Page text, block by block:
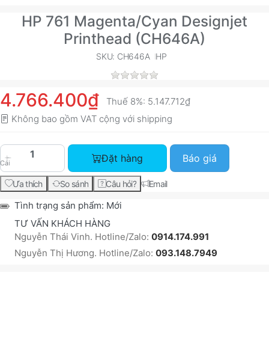
HP 761 Magenta/Cyan Designjet
Printhead (CH646A)
SKU: CH646A HP
4.766.400₫ Thuế 8%: 5.147.712₫
Không bao gồm VAT cộng với shipping
Cái
HP 761 Magenta/Cyan Designjet Printhead
Đặt hàng Báo giá
Ưa thích So sánh Câu hỏi? Email
Tình trạng sản phẩm: Mới
TƯ VẤN KHÁCH HÀNG
Nguyễn Thái Vinh. Hotline/Zalo: 0914.174.991
Nguyễn Thị Hương. Hotline/Zalo: 093.148.7949